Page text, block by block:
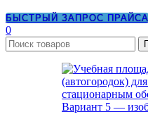
БЫСТРЫЙ ЗАПРОС ПРАЙСА
0